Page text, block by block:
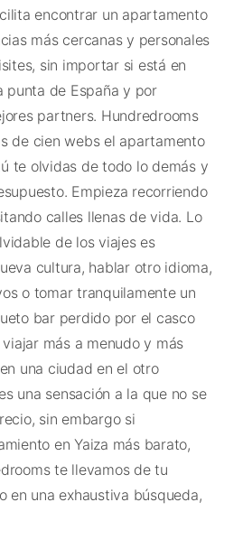
encontrar un apartamento
más cercanas y personales
sin importar si está en
punta de España y por
partners. Hundredrooms
de cien webs el apartamento
te olvidas de todo lo demás y
Empieza recorriendo
calles llenas de vida. Lo
de los viajes es
cultura, hablar otro idioma,
o tomar tranquilamente un
bar perdido por el casco
más a menudo y más
una ciudad en el otro
una sensación a la que no se
sin embargo si
en Yaiza más barato,
te llevamos de tu
en una exhaustiva búsqueda,